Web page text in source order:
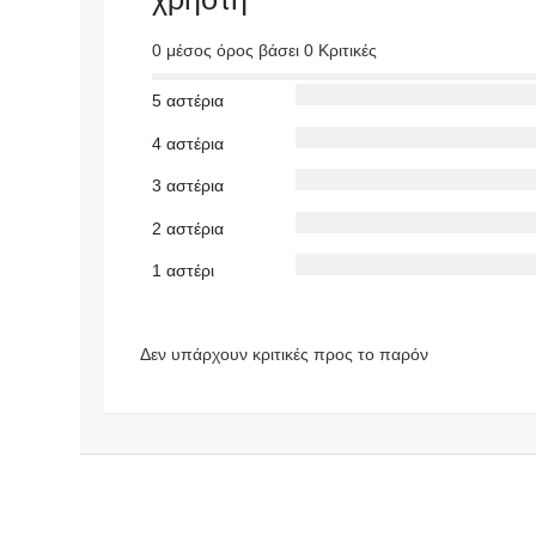
0 μέσος όρος βάσει 0 Κριτικές
5 αστέρια
4 αστέρια
3 αστέρια
2 αστέρια
1 αστέρι
Δεν υπάρχουν κριτικές προς το παρόν